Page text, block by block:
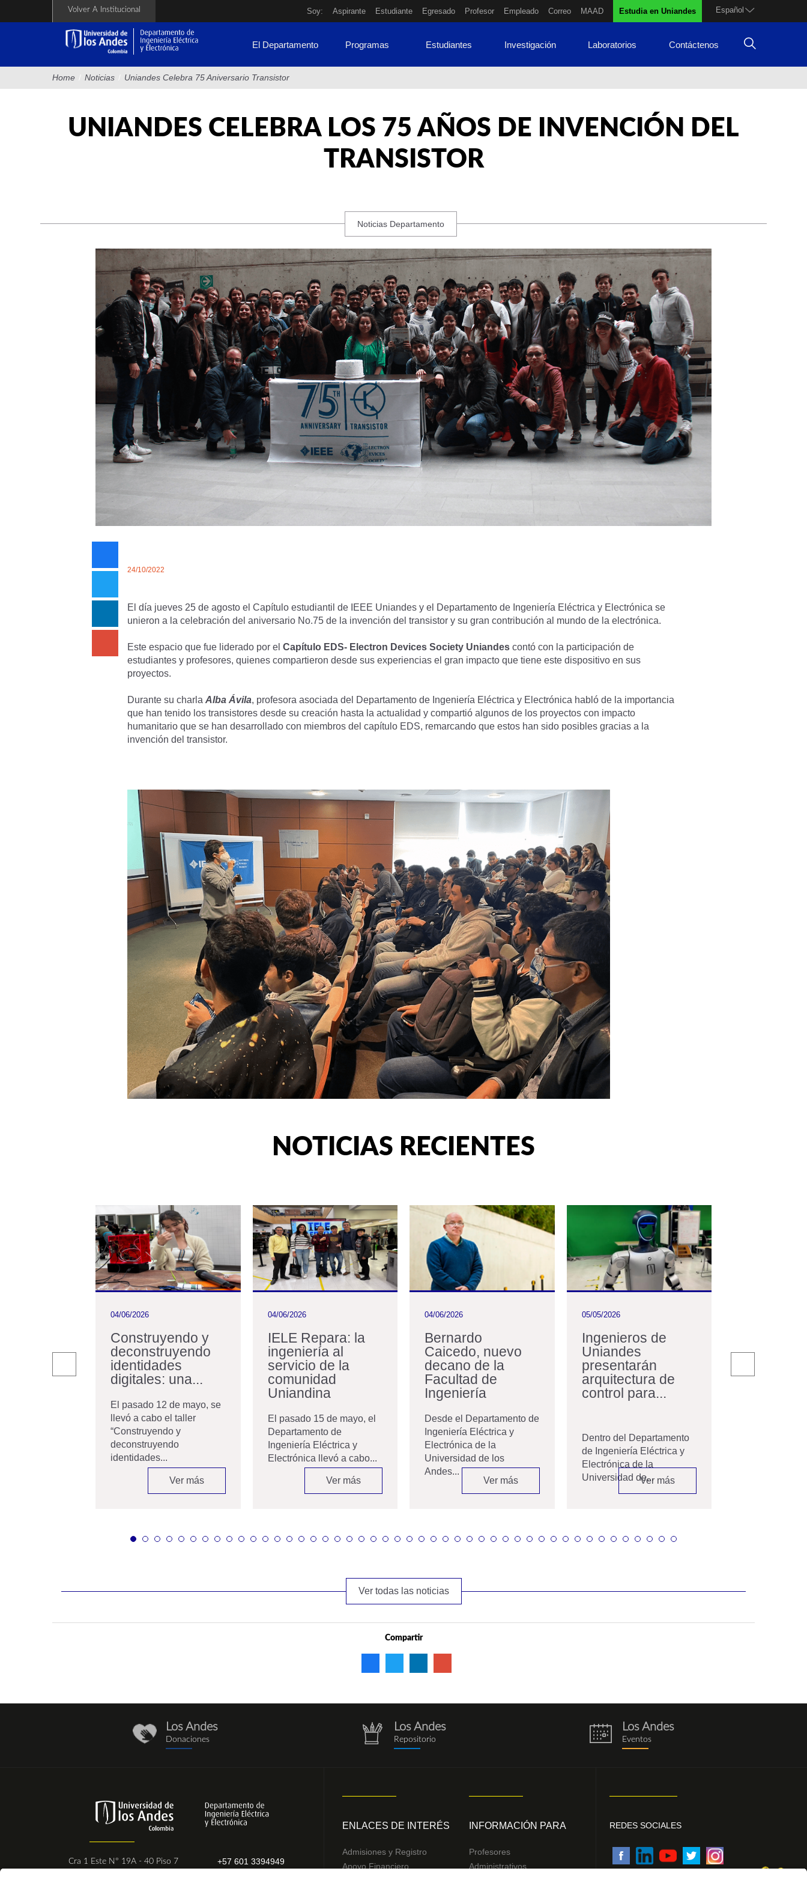
Español
Soy: Aspirante Estudiante Egresado Profesor Empleado Correo MAAD Estudia en Uniandes
Volver A Institucional
El Departamento Programas Estudiantes Investigación Laboratorios Contáctenos
Home / Noticias / Uniandes Celebra 75 Aniversario Transistor
UNIANDES CELEBRA LOS 75 AÑOS DE INVENCIÓN DEL
TRANSISTOR
Noticias Departamento
24/10/2022
El día jueves 25 de agosto el Capítulo estudiantil de IEEE Uniandes y el Departamento de Ingeniería Eléctrica y Electrónica se
unieron a la celebración del aniversario No.75 de la invención del transistor y su gran contribución al mundo de la electrónica.
Este espacio que fue liderado por el Capítulo EDS- Electron Devices Society Uniandes contó con la participación de
estudiantes y profesores, quienes compartieron desde sus experiencias el gran impacto que tiene este dispositivo en sus
proyectos.
Durante su charla Alba Ávila, profesora asociada del Departamento de Ingeniería Eléctrica y Electrónica habló de la importancia
que han tenido los transistores desde su creación hasta la actualidad y compartió algunos de los proyectos con impacto
humanitario que se han desarrollado con miembros del capítulo EDS, remarcando que estos han sido posibles gracias a la
invención del transistor.
NOTICIAS RECIENTES
acredita
04/06/2026
Construyendo y
deconstruyendo
identidades
digitales: una...
El pasado 12 de mayo, se
llevó a cabo el taller
“Construyendo y
deconstruyendo
identidades...
Ver más
04/06/2026
IELE Repara: la
ingeniería al
servicio de la
comunidad
Uniandina
El pasado 15 de mayo, el
Departamento de
Ingeniería Eléctrica y
Electrónica llevó a cabo...
Ver más
04/06/2026
Bernardo
Caicedo, nuevo
decano de la
Facultad de
Ingeniería
Desde el Departamento de
Ingeniería Eléctrica y
Electrónica de la
Universidad de los
Andes...
Ver más
05/05/2026
Ingenieros de
Uniandes
presentarán
arquitectura de
control para...
Dentro del Departamento
de Ingeniería Eléctrica y
Electrónica de la
Universidad de...Ver más
nos
Occidente
Ver todas las noticias
Compartir
donaciones_1.png
Los Andes
Donaciones repositorio.png
Los Andes
Repositorio eventos.png
Los Andes
Eventos
Cra 1 Este N° 19A - 40 Piso 7
+57 601 3394949
ENLACES DE INTERÉS
Admisiones y Registro
Apoyo Financiero
INFORMACIÓN PARA
Profesores
Administrativos
REDES SOCIALES